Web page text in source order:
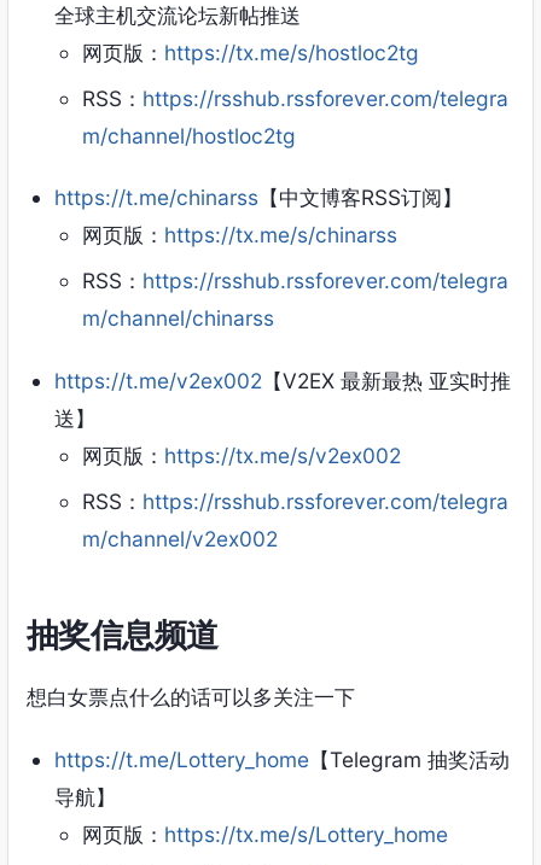
全球主机交流论坛新帖推送
网页版： https://tx.me/s/hostloc2tg
RSS： https://rsshub.rssforever.com/telegra
m/channel/hostloc2tg
https://t.me/chinarss 【中文博客RSS订阅】
网页版： https://tx.me/s/chinarss
RSS： https://rsshub.rssforever.com/telegra
m/channel/chinarss
https://t.me/v2ex002 【V2EX 最新最热 亚实时推
送】
网页版： https://tx.me/s/v2ex002
RSS： https://rsshub.rssforever.com/telegra
m/channel/v2ex002
抽奖信息频道
想白女票点什么的话可以多关注一下
https://t.me/Lottery_home 【Telegram 抽奖活动
导航】
网页版： https://tx.me/s/Lottery_home